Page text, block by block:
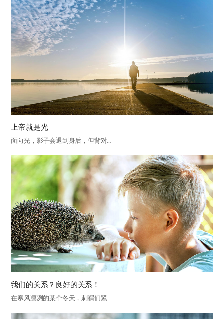
上帝就是光
面向光，影子会退到身后，但背对…
我们的关系？良好的关系！
在寒风凛冽的某个冬天，刺猬们紧…